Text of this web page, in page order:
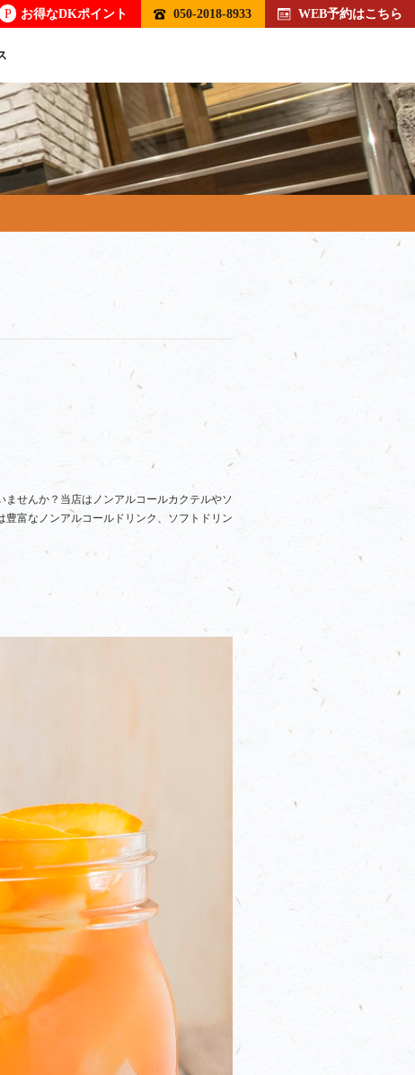
P お得なDKポイント 050-2018-8933 WEB予約はこちら
せんか？当店はノンアルコールカクテルやソ
富なノンアルコールドリンク、ソフトドリン